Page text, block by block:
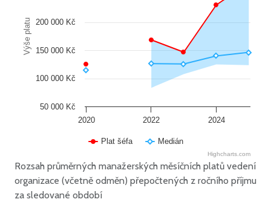
Výše platu
Plat šéfa Medián
2020 2022 2024
50 000 Kč
100 000 Kč
150 000 Kč
200 000 Kč
Highcharts.com
Rozsah průměrných manažerských měsíčních platů vedení
organizace (včetně odměn) přepočtených z ročního příjmu
za sledované období